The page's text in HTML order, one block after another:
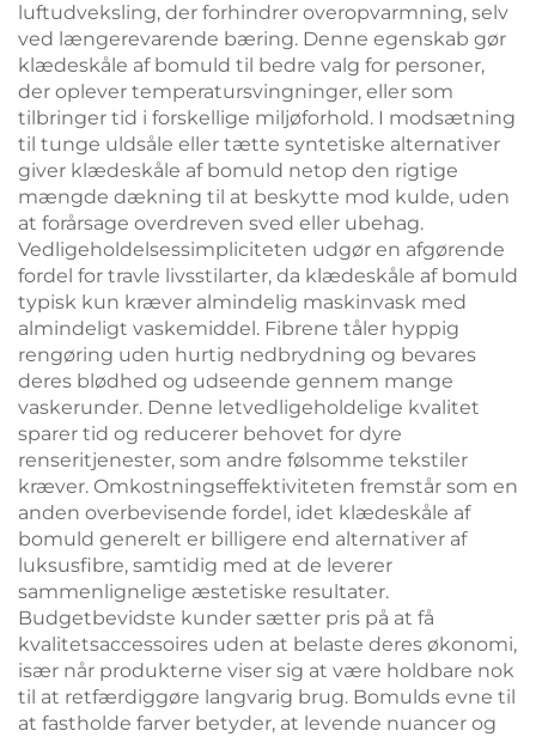
luftudveksling, der forhindrer overopvarmning, selv
ved længerevarende bæring. Denne egenskab gør
klædeskåle af bomuld til bedre valg for personer,
der oplever temperatursvingninger, eller som
tilbringer tid i forskellige miljøforhold. I modsætning
til tunge uldsåle eller tætte syntetiske alternativer
giver klædeskåle af bomuld netop den rigtige
mængde dækning til at beskytte mod kulde, uden
at forårsage overdreven sved eller ubehag.
Vedligeholdelsessimpliciteten udgør en afgørende
fordel for travle livsstilarter, da klædeskåle af bomuld
typisk kun kræver almindelig maskinvask med
almindeligt vaskemiddel. Fibrene tåler hyppig
rengøring uden hurtig nedbrydning og bevares
deres blødhed og udseende gennem mange
vaskerunder. Denne letvedligeholdelige kvalitet
sparer tid og reducerer behovet for dyre
renseritjenester, som andre følsomme tekstiler
kræver. Omkostningseffektiviteten fremstår som en
anden overbevisende fordel, idet klædeskåle af
bomuld generelt er billigere end alternativer af
luksusfibre, samtidig med at de leverer
sammenlignelige æstetiske resultater.
Budgetbevidste kunder sætter pris på at få
kvalitetsaccessoires uden at belaste deres økonomi,
især når produkterne viser sig at være holdbare nok
til at retfærdiggøre langvarig brug. Bomulds evne til
at fastholde farver betyder, at levende nuancer og